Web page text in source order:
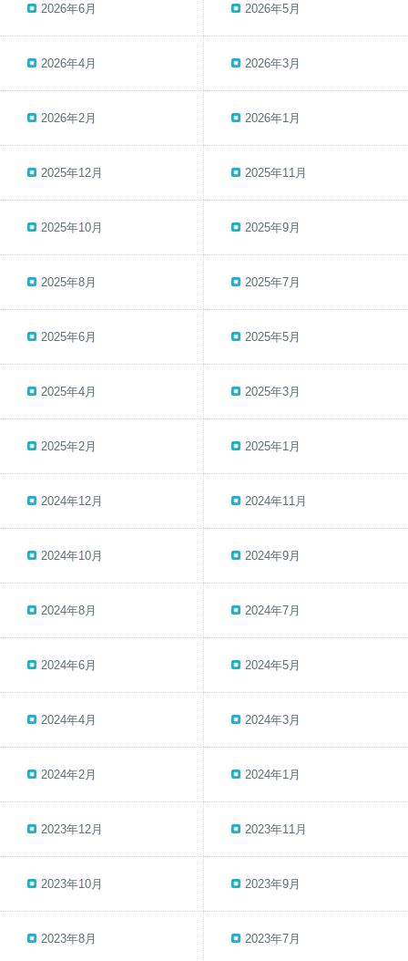
2026年6月 2026年5月
2026年4月 2026年3月
2026年2月 2026年1月
2025年12月 2025年11月
2025年10月 2025年9月
2025年8月 2025年7月
2025年6月 2025年5月
2025年4月 2025年3月
2025年2月 2025年1月
2024年12月 2024年11月
2024年10月 2024年9月
2024年8月 2024年7月
2024年6月 2024年5月
2024年4月 2024年3月
2024年2月 2024年1月
2023年12月 2023年11月
2023年10月 2023年9月
2023年8月 2023年7月